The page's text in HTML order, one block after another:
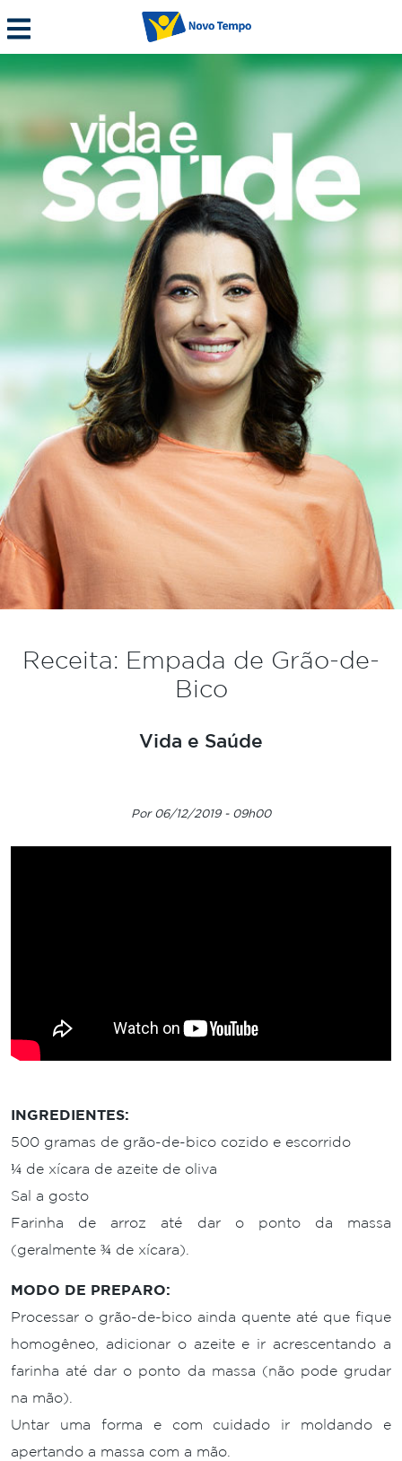
Receita: Empada de Grão-de-
Bico
Vida e Saúde
Por 06/12/2019 - 09h00
INGREDIENTES:
500 gramas de grão-de-bico cozido e escorrido
¼ de xícara de azeite de oliva
Sal a gosto
Farinha de arroz até dar o ponto da massa
(geralmente ¾ de xícara).
MODO DE PREPARO:
Processar o grão-de-bico ainda quente até que fique
homogêneo, adicionar o azeite e ir acrescentando a
farinha até dar o ponto da massa (não pode grudar
na mão).
Untar uma forma e com cuidado ir moldando e
apertando a massa com a mão.